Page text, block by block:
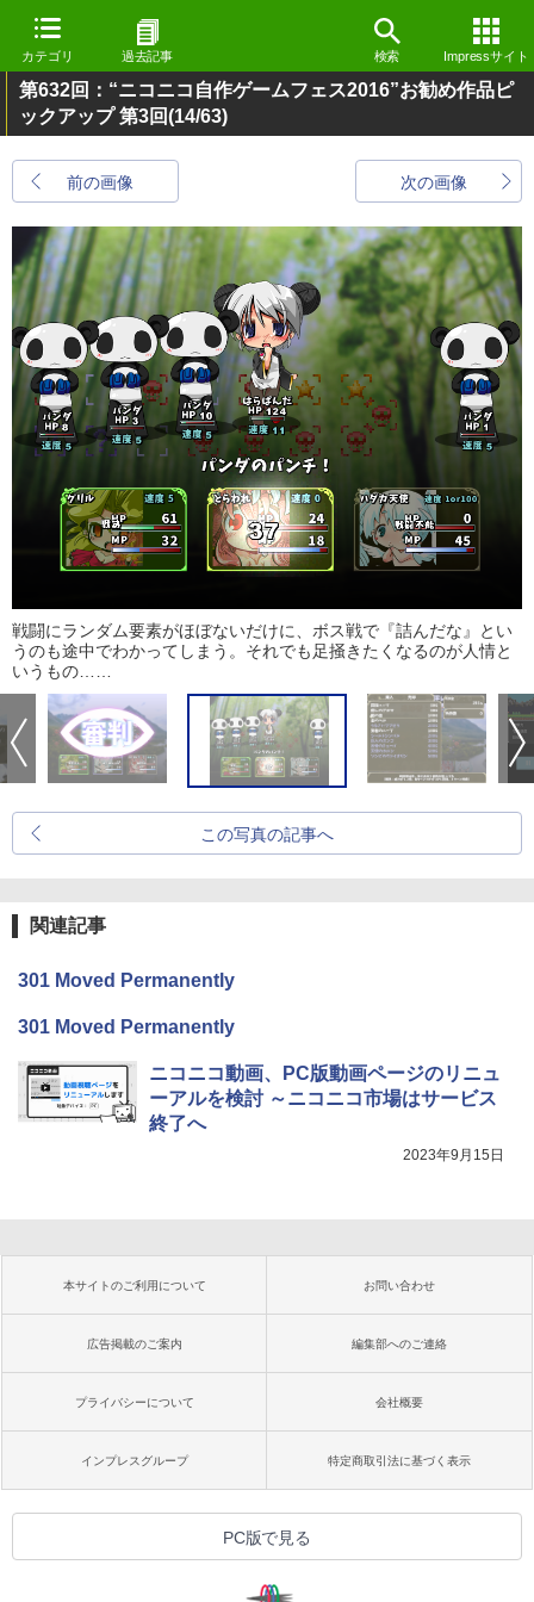
カテゴリ 過去記事 検索 Impressサイト
第632回：“ニコニコ自作ゲームフェス2016”お勧め作品ピ
ックアップ 第3回(14/63)
前の画像 次の画像
戦闘にランダム要素がほぼないだけに、ボス戦で『詰んだな』とい
うのも途中でわかってしまう。それでも足掻きたくなるのが人情と
いうもの……
この写真の記事へ
関連記事
301 Moved Permanently
301 Moved Permanently
ニコニコ動画、PC版動画ページのリニュ
ーアルを検討 ～ニコニコ市場はサービス
終了へ
2023年9月15日
本サイトのご利用について お問い合わせ
広告掲載のご案内 編集部へのご連絡
プライバシーについて 会社概要
インプレスグループ 特定商取引法に基づく表示
PC版で見る